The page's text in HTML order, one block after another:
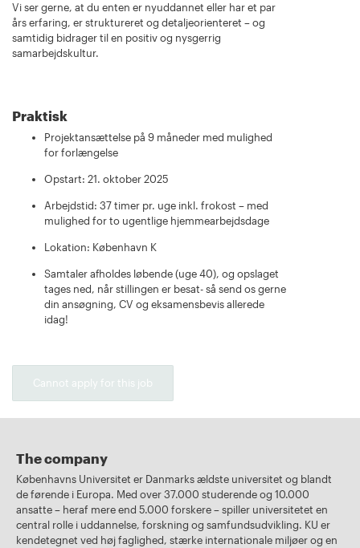
Vi ser gerne, at du enten er nyuddannet eller har et par
års erfaring, er struktureret og detaljeorienteret – og
samtidig bidrager til en positiv og nysgerrig
samarbejdskultur.
Praktisk
Projektansættelse på 9 måneder med mulighed
for forlængelse
Opstart: 21. oktober 2025
Arbejdstid: 37 timer pr. uge inkl. frokost – med
mulighed for to ugentlige hjemmearbejdsdage
Lokation: København K
Samtaler afholdes løbende (uge 40), og opslaget
tages ned, når stillingen er besat- så send os gerne
din ansøgning, CV og eksamensbevis allerede
idag!
Cannot apply for this job
The company
Københavns Universitet er Danmarks ældste universitet og blandt
de førende i Europa. Med over 37.000 studerende og 10.000
ansatte – heraf mere end 5.000 forskere – spiller universitetet en
central rolle i uddannelse, forskning og samfundsudvikling. KU er
kendetegnet ved høj faglighed, stærke internationale miljøer og en